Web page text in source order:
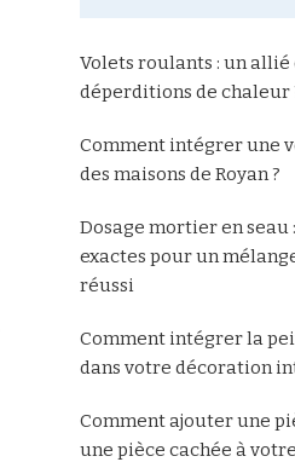
Volets roulants : un allié
déperditions de chaleur
Comment intégrer une
des maisons de Royan ?
Dosage mortier en seau
exactes pour un
réussi
Comment intégrer la
dans votre décoration
Comment ajouter une
une pièce cachée à